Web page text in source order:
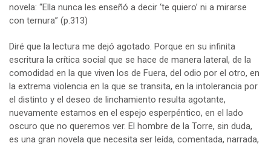
novela: “Ella nunca les enseñó a decir ‘te quiero’ ni a mirarse
con ternura” (p.313)
Diré que la lectura me dejó agotado. Porque en su infinita
escritura la crítica social que se hace de manera lateral, de la
comodidad en la que viven los de Fuera, del odio por el otro, en
la extrema violencia en la que se transita, en la intolerancia por
el distinto y el deseo de linchamiento resulta agotante,
nuevamente estamos en el espejo esperpéntico, en el lado
oscuro que no queremos ver. El hombre de la Torre, sin duda,
es una gran novela que necesita ser leída, comentada, narrada,